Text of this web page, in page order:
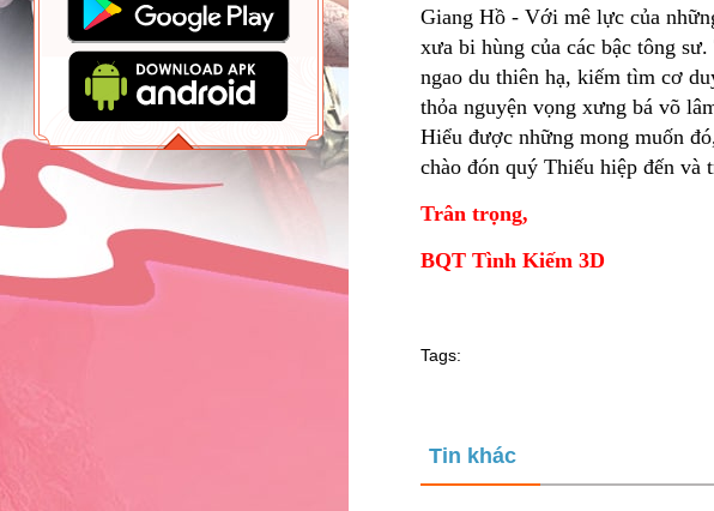
Giang Hồ - Với mê lực của
xưa bi hùng của các bậc tông
ngao du thiên hạ, kiếm tìm cơ
thỏa nguyện vọng xưng bá võ
Hiểu được những mong muốn
chào đón quý Thiếu hiệp đến
Trân trọng,
BQT Tình Kiếm 3D
Tags:
Tin khác